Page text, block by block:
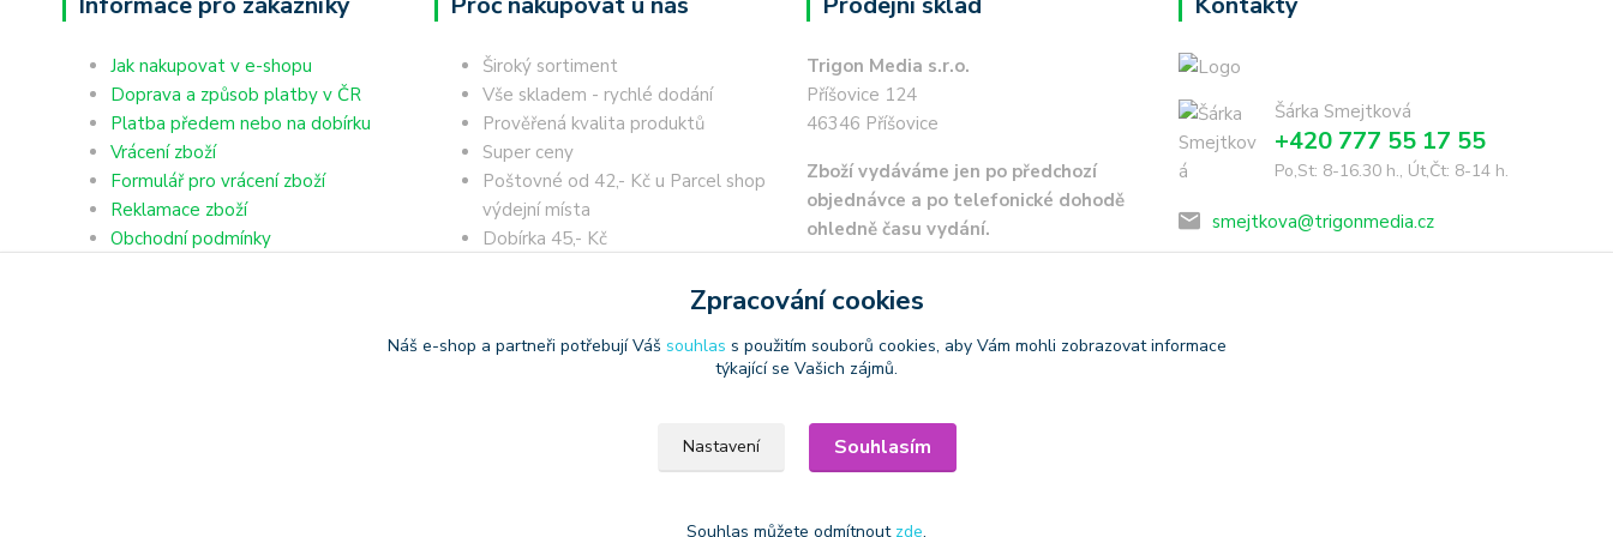
Jak nakupovat v e-shopu
Doprava a způsob platby v ČR
Platba předem nebo na dobírku
Vrácení zboží
Formulář pro vrácení zboží
Reklamace zboží
Obchodní podmínky
Široký sortiment
Vše skladem - rychlé dodání
Prověřená kvalita produktů
Super ceny
Poštovné od 42,- Kč u Parcel shop
výdejní místa
Dobírka 45,- Kč
Trigon Media s.r.o.
Příšovice 124
46346 Příšovice
Zboží vydáváme jen po předchozí
objednávce a po telefonické dohodě
ohledně času vydání.
Šárka Smejtková
+420 777 55 17 55
Po,St: 8-16.30 h., Út,Čt: 8-14 h.
smejtkova@trigonmedia.cz
Copyright © 2006-2025 TrigonShop.cz - bez souhlasu nelze používat produktové obrázky
Zpracování cookies
Náš e-shop a partneři potřebují Váš souhlas s použitím souborů cookies, aby Vám mohli zobrazovat informace
týkající se Vašich zájmů.
Nastavení Souhlasím
Souhlas můžete odmítnout zde.